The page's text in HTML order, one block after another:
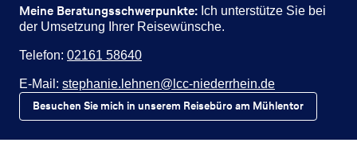
Meine Beratungsschwerpunkte: Ich unterstütze Sie bei
der Umsetzung Ihrer Reisewünsche.
Telefon: 02161 58640
E-Mail: stephanie.lehnen@lcc-niederrhein.de
Besuchen Sie mich in unserem Reisebüro am Mühlentor